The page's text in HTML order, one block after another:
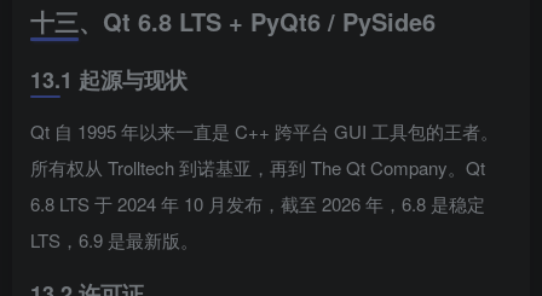
十三、Qt 6.8 LTS + PyQt6 / PySide6
13.1 起源与现状
Qt 自 1995 年以来一直是 C++ 跨平台 GUI 工具包的王者。
所有权从 Trolltech 到诺基亚，再到 The Qt Company。Qt
6.8 LTS 于 2024 年 10 月发布，截至 2026 年，6.8 是稳定
LTS，6.9 是最新版。